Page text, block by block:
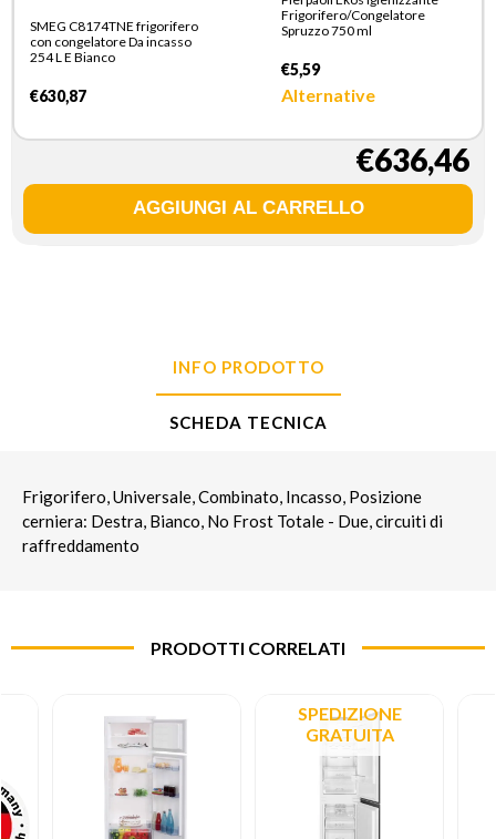
SMEG C8174TNE frigorifero
con congelatore Da incasso
254 L E Bianco
€630,87
Frigorifero/Congelatore
Spruzzo 750 ml
€5,59
Alternative
€636,46
INFO PRODOTTO
SCHEDA TECNICA
Frigorifero, Universale, Combinato, Incasso, Posizione
cerniera: Destra, Bianco, No Frost Totale - Due, circuiti di
raffreddamento
PRODOTTI CORRELATI
SPEDIZIONE
GRATUITA